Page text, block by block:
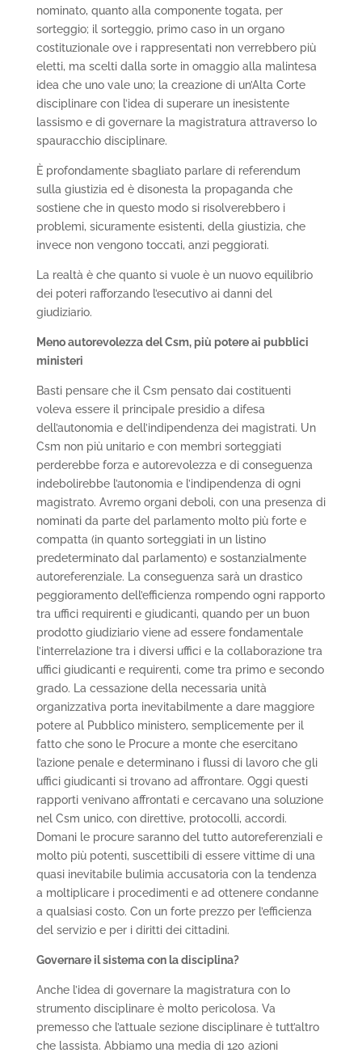
nominato, quanto alla componente togata, per
sorteggio; il sorteggio, primo caso in un organo
costituzionale ove i rappresentati non verrebbero più
eletti, ma scelti dalla sorte in omaggio alla malintesa
idea che uno vale uno; la creazione di un’Alta Corte
disciplinare con l’idea di superare un inesistente
lassismo e di governare la magistratura attraverso lo
spauracchio disciplinare.
È profondamente sbagliato parlare di referendum
sulla giustizia ed è disonesta la propaganda che
sostiene che in questo modo si risolverebbero i
problemi, sicuramente esistenti, della giustizia, che
invece non vengono toccati, anzi peggiorati.
La realtà è che quanto si vuole è un nuovo equilibrio
dei poteri rafforzando l’esecutivo ai danni del
giudiziario.
Meno autorevolezza del Csm, più potere ai pubblici
ministeri
Basti pensare che il Csm pensato dai costituenti
voleva essere il principale presidio a difesa
dell’autonomia e dell’indipendenza dei magistrati. Un
Csm non più unitario e con membri sorteggiati
perderebbe forza e autorevolezza e di conseguenza
indebolirebbe l’autonomia e l’indipendenza di ogni
magistrato. Avremo organi deboli, con una presenza di
nominati da parte del parlamento molto più forte e
compatta (in quanto sorteggiati in un listino
predeterminato dal parlamento) e sostanzialmente
autoreferenziale. La conseguenza sarà un drastico
peggioramento dell’efficienza rompendo ogni rapporto
tra uffici requirenti e giudicanti, quando per un buon
prodotto giudiziario viene ad essere fondamentale
l’interrelazione tra i diversi uffici e la collaborazione tra
uffici giudicanti e requirenti, come tra primo e secondo
grado. La cessazione della necessaria unità
organizzativa porta inevitabilmente a dare maggiore
potere al Pubblico ministero, semplicemente per il
fatto che sono le Procure a monte che esercitano
l’azione penale e determinano i flussi di lavoro che gli
uffici giudicanti si trovano ad affrontare. Oggi questi
rapporti venivano affrontati e cercavano una soluzione
nel Csm unico, con direttive, protocolli, accordi.
Domani le procure saranno del tutto autoreferenziali e
molto più potenti, suscettibili di essere vittime di una
quasi inevitabile bulimia accusatoria con la tendenza
a moltiplicare i procedimenti e ad ottenere condanne
a qualsiasi costo. Con un forte prezzo per l’efficienza
del servizio e per i diritti dei cittadini.
Governare il sistema con la disciplina?
Anche l’idea di governare la magistratura con lo
strumento disciplinare è molto pericolosa. Va
premesso che l’attuale sezione disciplinare è tutt’altro
che lassista. Abbiamo una media di 120 azioni